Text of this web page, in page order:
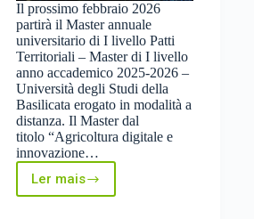
Il prossimo febbraio 2026
partirà il Master annuale
universitario di I livello Patti
Territoriali – Master di I livello
anno accademico 2025-2026 –
Università degli Studi della
Basilicata erogato in modalità a
distanza. Il Master dal
titolo “Agricoltura digitale e
innovazione…
Ler mais
Nuovo
Master